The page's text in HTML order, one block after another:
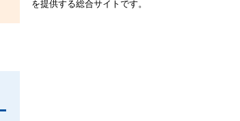
を提供する総合サイトです。